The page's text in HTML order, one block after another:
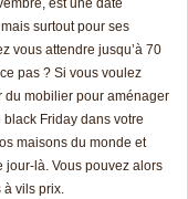
est une date
surtout pour ses
vous attendre jusqu’à 70
pas ? Si vous voulez
du mobilier pour aménager
Friday dans votre
maisons du monde et
jour-là. Vous pouvez alors
à vils prix.